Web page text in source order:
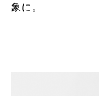
象に。